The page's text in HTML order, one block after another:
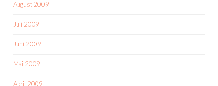
August 2009
Juli 2009
Juni 2009
Mai 2009
April 2009